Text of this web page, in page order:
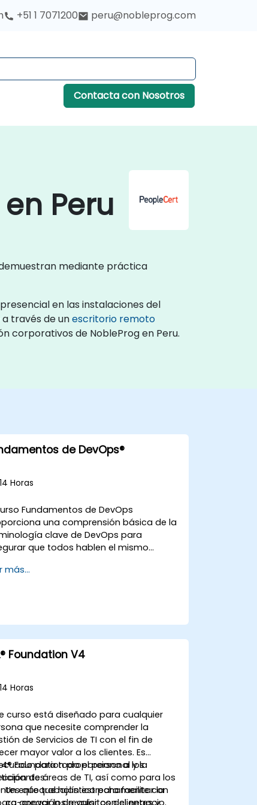
+51 1 7071200 peru@nobleprog.com
Contacta con Nosotros
Peru
mediante práctica
en las instalaciones del
través de unescritorio remoto
corporativos de NobleProg en Peru.
de DevOps®
14 Horas
Fundamentos de DevOps
una comprensión básica de la
clave de DevOps para
que todos hablen el mismo
apoyar el éxito organizacional.
más...
Foundation V4
14 Horas
curso está diseñado para cualquier
que necesite comprender la
de Servicios de TI con el fin de
mayor valor a los clientes. Es
para todo el personal y la
de áreas de TI, así como para los
que trabajan estrechamente con
apoyar los requisitos del negocio.
4® Foundation proporciona a los
Un enfoque holístico para facilitar la
co-creación de valor con clientes y